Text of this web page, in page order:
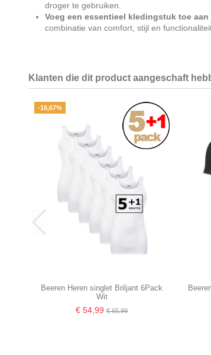
droger te gebruiken.
Voeg een essentieel kledingstuk toe
combinatie van comfort, stijl en
Klanten die dit product aangeschaft
-16,67%
Beeren Heren singlet Briljant 6Pack
Wit
€ 54,99€ 65,99